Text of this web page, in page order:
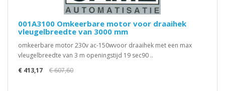
001A3100 Omkeerbare motor voor draaihek
vleugelbreedte van 3000 mm
omkeerbare motor 230v ac-150wvoor draaihek met een max
vleugelbreedte van 3 m openingstijd 19 sec90 ..
€ 413,17
€ 607,60